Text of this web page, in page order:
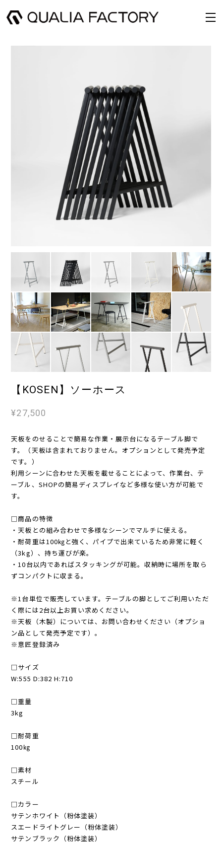
【KOSEN】ソーホース
¥27,500
天板をのせることで簡易な作業・展示台になるテーブル脚で
す。（天板は含まれておりません。オプションとして発売予定
です。）
利用シーンに合わせた天板を載せることによって、作業台、テ
ーブル、SHOPの簡易ディスプレイなど多様な使い方が可能で
す。
□商品の特徴
・天板との組み合わせで多様なシーンでマルチに使える。
・耐荷重は100㎏と強く、パイプで出来ているため非常に軽く
（3kg）、持ち運びが楽。
・10台以内であればスタッキングが可能。収納時に場所を取ら
ずコンパクトに収まる。
※1台単位で販売しています。テーブルの脚としてご利用いただ
く際には2台以上お買い求めください。
※天板（木製）については、お問い合わせください（オプショ
ン品として発売予定です）。
※意匠登録済み
□サイズ
W:555 D:382 H:710
□重量
3kg
□耐荷重
100㎏
□素材
スチール
□カラー
サテンホワイト（粉体塗装）
スエードライトグレー（粉体塗装）
サテンブラック（粉体塗装）